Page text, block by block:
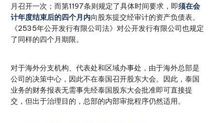
月召开一次；而第1197条则规定了具体时间要求，即须在会
计年度结束后的四个月内向股东提交经审计的资产负债表。
《2535年公开发行有限公司法》对公开发行有限公司也规定
了同样的四个月期限。
对于海外分支机构、代表处和区域办事处，由于海外总部是
公司的决策中心，因此不在泰国召开股东大会。因此，泰国
业务的财务报表无需事先经泰国股东大会批准即可直接提
交，但出于治理目的，总部的内部审批程序仍然适用。